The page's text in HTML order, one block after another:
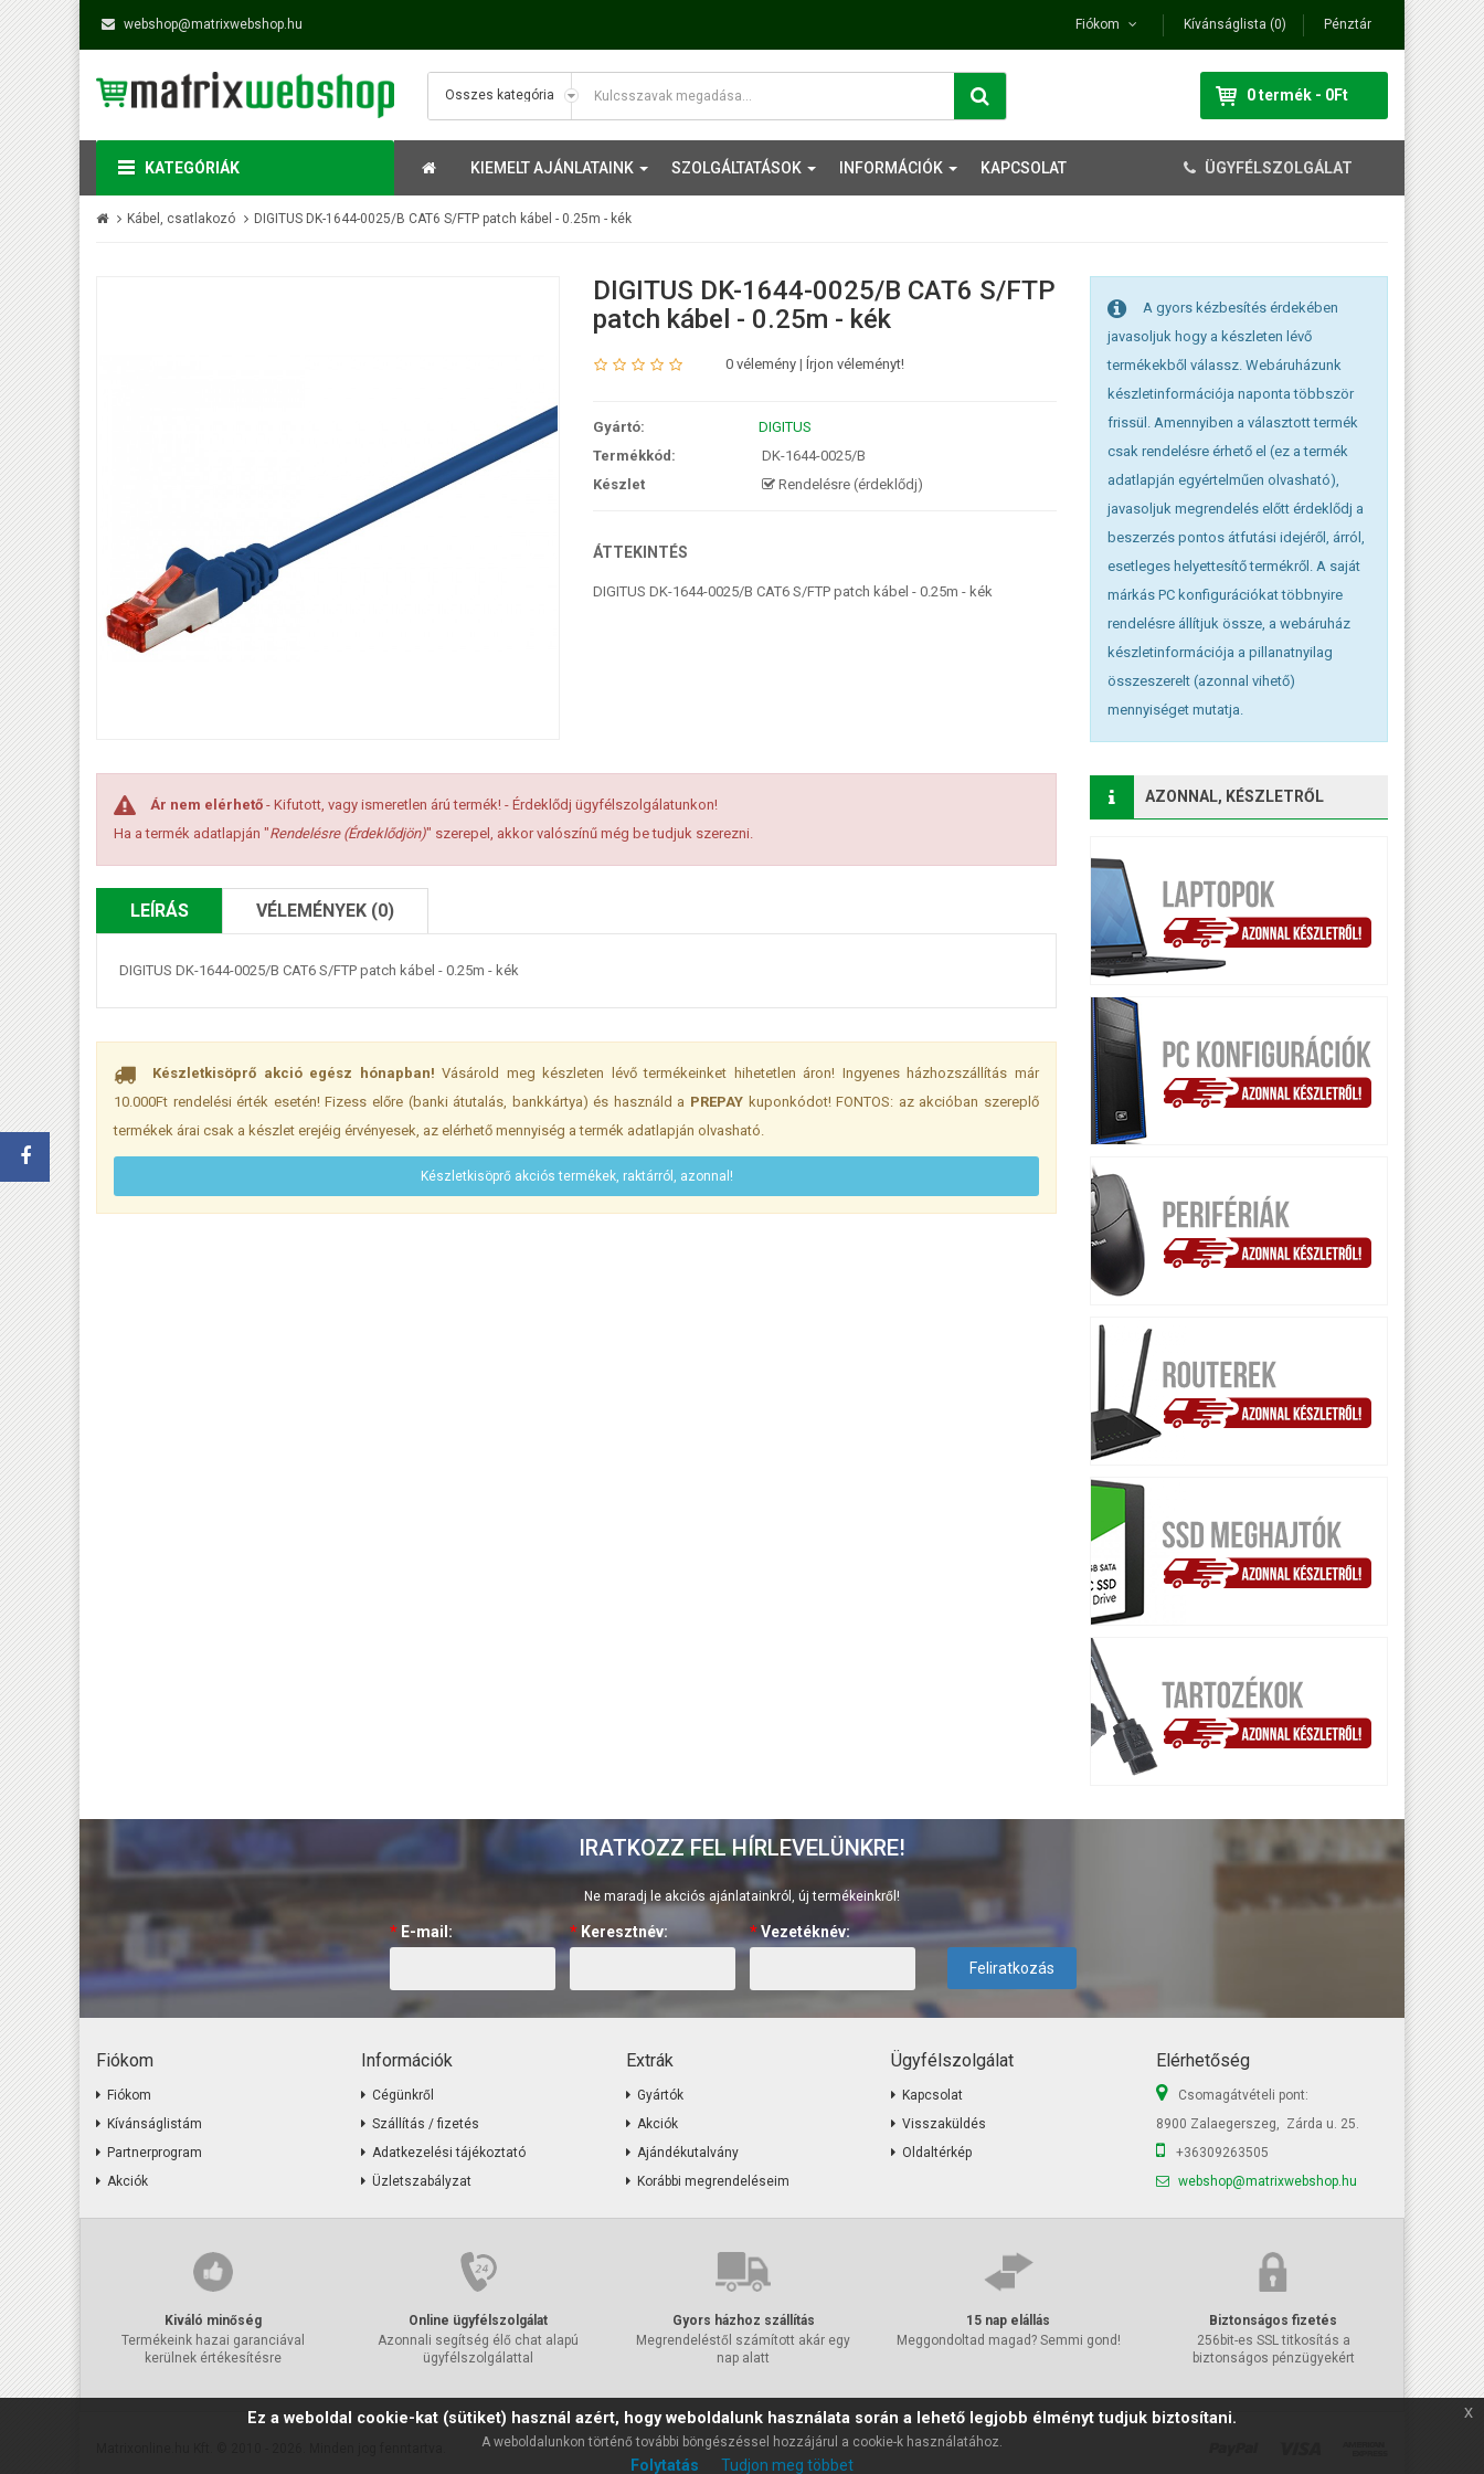
webshop@matrixwebshop.hu Fiókom Kívánságlista (0) Pénztár
0 termék - 0Ft
KATEGÓRIÁK KIEMELT AJÁNLATAINK SZOLGÁLTATÁSOK INFORMÁCIÓK KAPCSOLAT ÜGYFÉLSZOLGÁLAT
Kábel, csatlakozó DIGITUS DK-1644-0025/B CAT6 S/FTP patch kábel - 0.25m - kék
DIGITUS DK-1644-0025/B CAT6 S/FTP
patch kábel - 0.25m - kék
0 vélemény | Írjon véleményt!
Gyártó:
DIGITUS
Termékkód:
DK-1644-0025/B
Készlet
Rendelésre (érdeklődj)
ÁTTEKINTÉS
DIGITUS DK-1644-0025/B CAT6 S/FTP patch kábel - 0.25m - kék
Ár nem elérhető - Kifutott, vagy ismeretlen árú termék! - Érdeklődj ügyfélszolgálatunkon!
Ha a termék adatlapján "Rendelésre (Érdeklődjön)" szerepel, akkor valószínű még be tudjuk szerezni.
LEÍRÁS VÉLEMÉNYEK (0)
DIGITUS DK-1644-0025/B CAT6 S/FTP patch kábel - 0.25m - kék
Készletkisöprő akció egész hónapban! Vásárold meg készleten lévő termékeinket hihetetlen áron! Ingyenes házhozszállítás már
10.000Ft rendelési érték esetén! Fizess előre (banki átutalás, bankkártya) és használd a PREPAY kuponkódot! FONTOS: az akcióban szereplő
termékek árai csak a készlet erejéig érvényesek, az elérhető mennyiség a termék adatlapján olvasható.
Készletkisöprő akciós termékek, raktárról, azonnal!
A gyors kézbesítés érdekében
javasoljuk hogy a készleten lévő
termékekből válassz. Webáruházunk
készletinformációja naponta többször
frissül. Amennyiben a választott termék
csak rendelésre érhető el (ez a termék
adatlapján egyértelműen olvasható),
javasoljuk megrendelés előtt érdeklődj a
beszerzés pontos átfutási idejéről, árról,
esetleges helyettesítő termékről. A saját
márkás PC konfigurációkat többnyire
rendelésre állítjuk össze, a webáruház
készletinformációja a pillanatnyilag
összeszerelt (azonnal vihető)
mennyiséget mutatja.
AZONNAL, KÉSZLETRŐL
IRATKOZZ FEL HÍRLEVELÜNKRE!
Ne maradj le akciós ajánlatainkról, új termékeinkről!
*E-mail: *Keresztnév: *Vezetéknév:
Feliratkozás
Fiókom
Fiókom
Kívánságlistám
Partnerprogram
Akciók
Információk
Cégünkről
Szállítás / fizetés
Adatkezelési tájékoztató
Üzletszabályzat
Extrák
Gyártók
Akciók
Ajándékutalvány
Korábbi megrendeléseim
Ügyfélszolgálat
Kapcsolat
Visszaküldés
Oldaltérkép
Elérhetőség
Csomagátvételi pont:
8900 Zalaegerszeg, Zárda u. 25.
+36309263505
webshop@matrixwebshop.hu
Kiváló minőség
Termékeink hazai garanciával
kerülnek értékesítésre
Online ügyfélszolgálat
Azonnali segítség élő chat alapú
ügyfélszolgálattal
Gyors házhoz szállítás
Megrendeléstől számított akár egy
nap alatt
15 nap elállás
Meggondoltad magad? Semmi gond!
Biztonságos fizetés
256bit-es SSL titkosítás a
biztonságos pénzügyekért
Ez a weboldal cookie-kat (sütiket) használ azért, hogy weboldalunk használata során a lehető legjobb élményt tudjuk biztosítani.
A weboldalunkon történő további böngészéssel hozzájárul a cookie-k használatához.
Folytatás Tudjon meg többet
x